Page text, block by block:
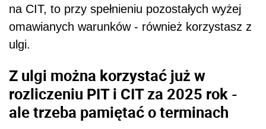
na CIT, to przy spełnieniu pozostałych wyżej
omawianych warunków - również korzystasz z
ulgi.
Z ulgi można korzystać już w
rozliczeniu PIT i CIT za 2025 rok -
ale trzeba pamiętać o terminach